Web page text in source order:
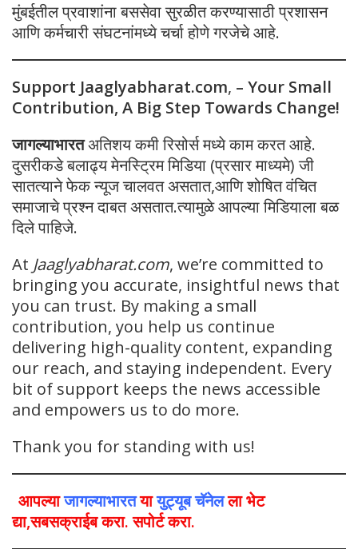
मुंबईतील प्रवाशांना बससेवा सुरळीत करण्यासाठी प्रशासन
आणि कर्मचारी संघटनांमध्ये चर्चा होणे गरजेचे आहे.
Support Jaaglyabharat.com, – Your Small
Contribution, A Big Step Towards Change!
जागल्याभारतअतिशय कमी रिसोर्स मध्ये काम करत आहे.
दुसरीकडे बलाढ्य मेनस्ट्रिम मिडिया (प्रसार माध्यमे) जी
सातत्याने फेक न्यूज चालवत असतात,आणि शोषित वंचित
समाजाचे प्रश्न दाबत असतात.त्यामुळे आपल्या मिडियाला बळ
दिले पाहिजे.
At Jaaglyabharat.com, we’re committed to
bringing you accurate, insightful news that
you can trust. By making a small
contribution, you help us continue
delivering high-quality content, expanding
our reach, and staying independent. Every
bit of support keeps the news accessible
and empowers us to do more.
Thank you for standing with us!
आपल्याजागल्याभारतयायुट्यूब चॅनेलला भेट
द्या,सबसक्राईब करा. सपोर्ट करा.